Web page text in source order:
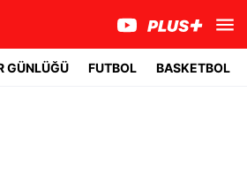
GÜNLÜĞÜ FUTBOL BASKETBOL